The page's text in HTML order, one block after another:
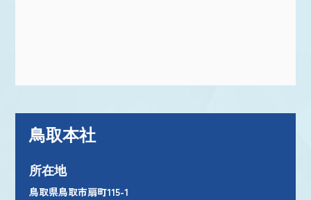
鳥取本社
所在地
鳥取県鳥取市扇町115-1